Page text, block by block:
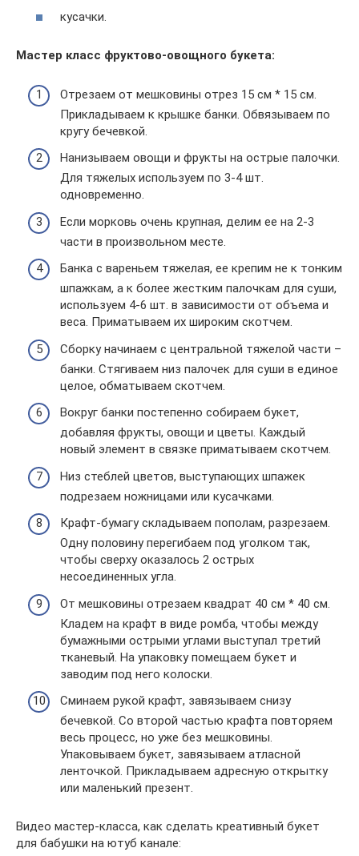
кусачки.
Мастер класс фруктово-овощного букета:
Отрезаем от мешковины отрез 15 см * 15 см.
Прикладываем к крышке банки. Обвязываем по
кругу бечевкой.
Нанизываем овощи и фрукты на острые палочки.
Для тяжелых используем по 3-4 шт.
одновременно.
Если морковь очень крупная, делим ее на 2-3
части в произвольном месте.
Банка с вареньем тяжелая, ее крепим не к тонким
шпажкам, а к более жестким палочкам для суши,
используем 4-6 шт. в зависимости от объема и
веса. Приматываем их широким скотчем.
Сборку начинаем с центральной тяжелой части –
банки. Стягиваем низ палочек для суши в единое
целое, обматываем скотчем.
Вокруг банки постепенно собираем букет,
добавляя фрукты, овощи и цветы. Каждый
новый элемент в связке приматываем скотчем.
Низ стеблей цветов, выступающих шпажек
подрезаем ножницами или кусачками.
Крафт-бумагу складываем пополам, разрезаем.
Одну половину перегибаем под уголком так,
чтобы сверху оказалось 2 острых
несоединенных угла.
От мешковины отрезаем квадрат 40 см * 40 см.
Кладем на крафт в виде ромба, чтобы между
бумажными острыми углами выступал третий
тканевый. На упаковку помещаем букет и
заводим под него колоски.
Сминаем рукой крафт, завязываем снизу
бечевкой. Со второй частью крафта повторяем
весь процесс, но уже без мешковины.
Упаковываем букет, завязываем атласной
ленточкой. Прикладываем адресную открытку
или маленький презент.
Видео мастер-класса, как сделать креативный букет
для бабушки на ютуб канале: